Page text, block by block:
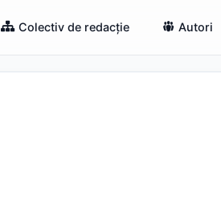
Colectiv de redacție Autori